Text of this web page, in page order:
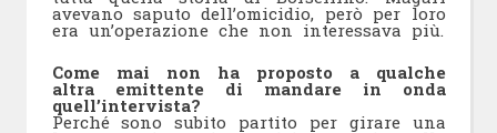
avevano saputo dell’omicidio, però per loro
era un’operazione che non interessava più.
Come mai non ha proposto a qualche
altra emittente di mandare in onda
quell’intervista?
Perché sono subito partito per girare una